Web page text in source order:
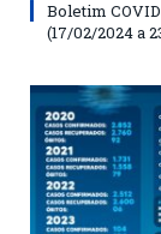
Boletim
(17/02/2024 a